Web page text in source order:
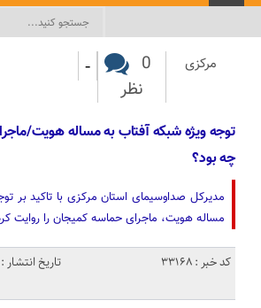
مرکزی
0
نظر
-
توجه ویژه شبکه آفتاب به مساله هویت/
چه بود؟
مدیرکل صداوسیمای استان مرکزی با تاکید بر
مساله هویت، ماجرای حماسه کمیجان را روایت
کد خبر : 33168